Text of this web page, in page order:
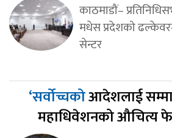
काठमाडौं–
मधेस प्रदेशको ढल्केवरमा
सेन्टर
‘सर्वोच्चकोआदेशलाई
महाधिवेशनको औचित्य